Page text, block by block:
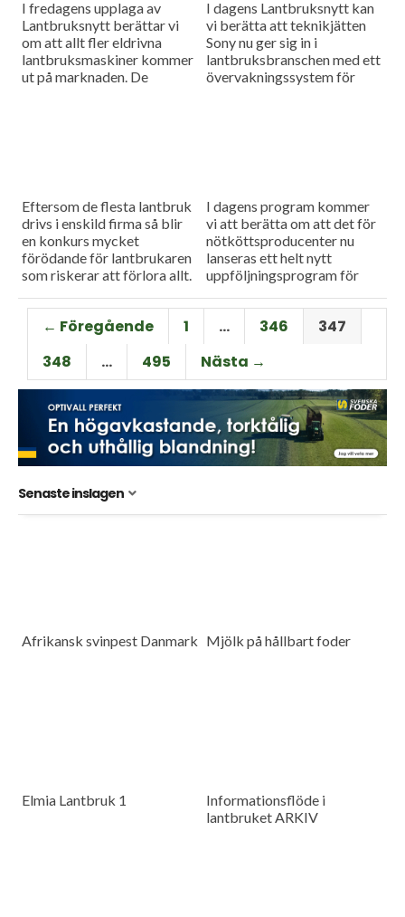
I fredagens upplaga av
Lantbruksnytt berättar vi
om att allt fler eldrivna
lantbruksmaskiner kommer
ut på marknaden. De
I dagens Lantbruksnytt kan
vi berätta att teknikjätten
Sony nu ger sig in i
lantbruksbranschen med ett
övervakningssystem för
Eftersom de flesta lantbruk
drivs i enskild firma så blir
en konkurs mycket
förödande för lantbrukaren
som riskerar att förlora allt.
Ackordcentralen som menar
att...
I dagens program kommer
vi att berätta om att det för
nötköttsproducenter nu
lanseras ett helt nytt
uppföljningsprogram för
avelsbesättningar. Vi hör
även hur en del offentliga...
← Föregående 1 … 346
347
348
… 495 Nästa →
Senaste inslagen
Afrikansk svinpest Danmark Mjölk på hållbart foder
Elmia Lantbruk 1
Informationsflöde i
lantbruket ARKIV